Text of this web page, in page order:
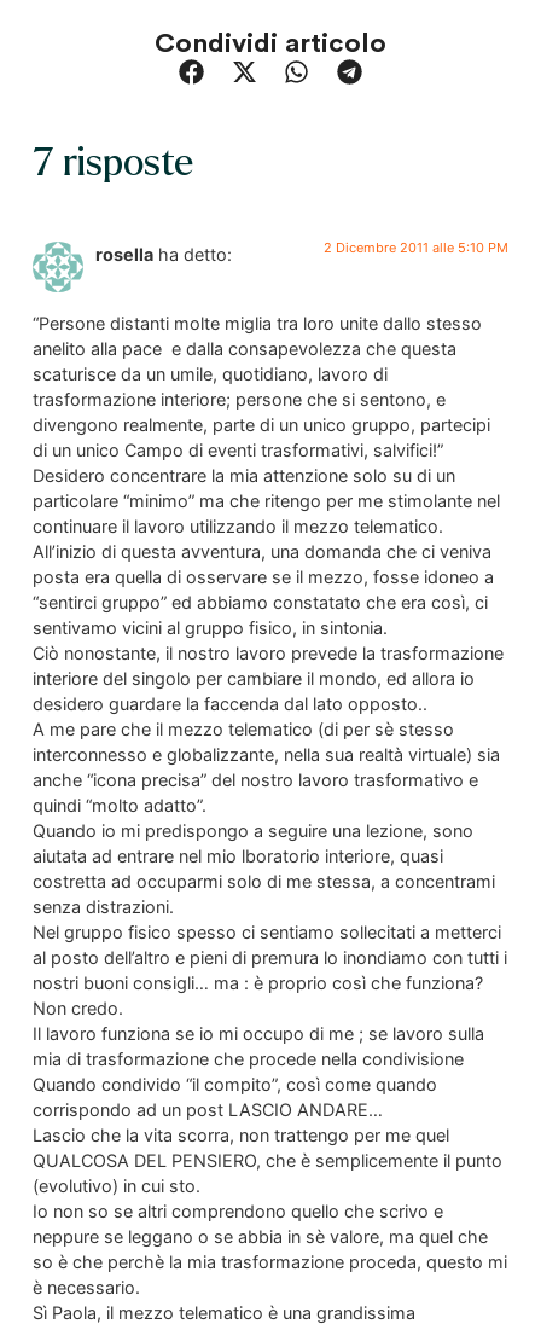
Condividi articolo
7 risposte
rosella ha detto: 2 Dicembre 2011 alle 5:10 PM
“Persone distanti molte miglia tra loro unite dallo stesso
anelito alla pace e dalla consapevolezza che questa
scaturisce da un umile, quotidiano, lavoro di
trasformazione interiore; persone che si sentono, e
divengono realmente, parte di un unico gruppo, partecipi
di un unico Campo di eventi trasformativi, salvifici!”
Desidero concentrare la mia attenzione solo su di un
particolare “minimo” ma che ritengo per me stimolante nel
continuare il lavoro utilizzando il mezzo telematico.
All’inizio di questa avventura, una domanda che ci veniva
posta era quella di osservare se il mezzo, fosse idoneo a
“sentirci gruppo” ed abbiamo constatato che era così, ci
sentivamo vicini al gruppo fisico, in sintonia.
Ciò nonostante, il nostro lavoro prevede la trasformazione
interiore del singolo per cambiare il mondo, ed allora io
desidero guardare la faccenda dal lato opposto..
A me pare che il mezzo telematico (di per sè stesso
interconnesso e globalizzante, nella sua realtà virtuale) sia
anche “icona precisa” del nostro lavoro trasformativo e
quindi “molto adatto”.
Quando io mi predispongo a seguire una lezione, sono
aiutata ad entrare nel mio lboratorio interiore, quasi
costretta ad occuparmi solo di me stessa, a concentrami
senza distrazioni.
Nel gruppo fisico spesso ci sentiamo sollecitati a metterci
al posto dell’altro e pieni di premura lo inondiamo con tutti i
nostri buoni consigli… ma : è proprio così che funziona?
Non credo.
Il lavoro funziona se io mi occupo di me ; se lavoro sulla
mia di trasformazione che procede nella condivisione
Quando condivido “il compito”, così come quando
corrispondo ad un post LASCIO ANDARE…
Lascio che la vita scorra, non trattengo per me quel
QUALCOSA DEL PENSIERO, che è semplicemente il punto
(evolutivo) in cui sto.
Io non so se altri comprendono quello che scrivo e
neppure se leggano o se abbia in sè valore, ma quel che
so è che perchè la mia trasformazione proceda, questo mi
è necessario.
Sì Paola, il mezzo telematico è una grandissima